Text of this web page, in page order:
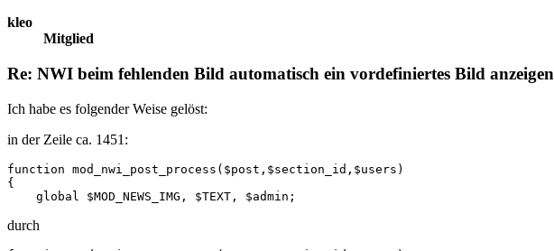
kleo
Mitglied
Re: NWI beim fehlenden Bild automatisch ein vordefiniertes Bild anzeigen
Ich habe es folgender Weise gelöst:
in der Zeile ca. 1451:
function mod_nwi_post_process($post,$section_id,$users)
{
    global $MOD_NEWS_IMG, $TEXT, $admin;
durch